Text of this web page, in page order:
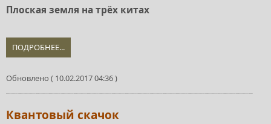
Плоская земля на трёх китах
ПОДРОБНЕЕ...
Обновлено ( 10.02.2017 04:36 )
Квантовый скачок